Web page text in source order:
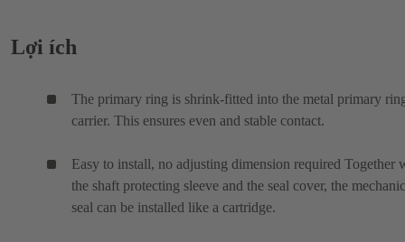
Lợi ích
The primary ring is shrink-fitted into the metal primary
carrier. This ensures even and stable contact.
Easy to install, no adjusting dimension required Together
the shaft protecting sleeve and the seal cover, the
seal can be installed like a cartridge.